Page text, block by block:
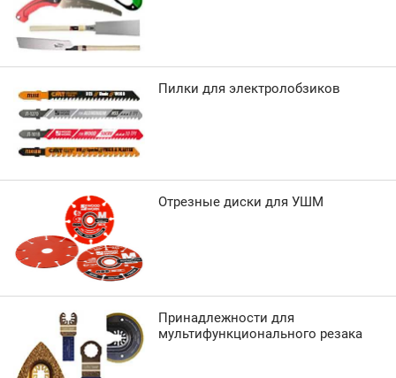
Пилки для электролобзиков
Отрезные диски для УШМ
Принадлежности для
мультифункционального резака